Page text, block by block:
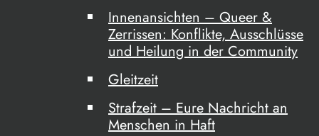
Innenansichten – Queer &
Zerrissen: Konflikte, Ausschlüsse
und Heilung in der Community
Gleitzeit
Strafzeit – Eure Nachricht an
Menschen in Haft